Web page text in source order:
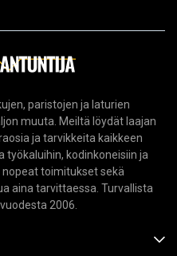
paristojen ja laturien
muuta. Meiltä löydät laajan
ja tarvikkeita kaikkeen
kodinkoneisiin ja
toimitukset sekä
aina tarvittaessa. Turvallista
2006.